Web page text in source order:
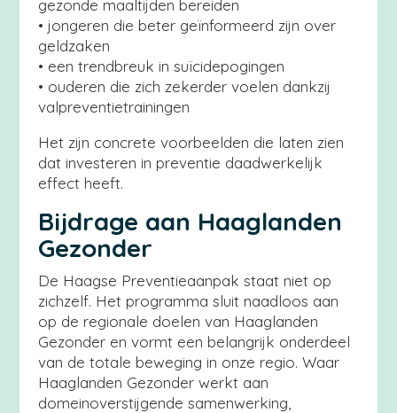
gezonde maaltijden bereiden
• jongeren die beter geïnformeerd zijn over
geldzaken
• een trendbreuk in suïcidepogingen
• ouderen die zich zekerder voelen dankzij
valpreventietrainingen
Het zijn concrete voorbeelden die laten zien
dat investeren in preventie daadwerkelijk
effect heeft.
Bijdrage aan Haaglanden
Gezonder
De Haagse Preventieaanpak staat niet op
zichzelf. Het programma sluit naadloos aan
op de regionale doelen van Haaglanden
Gezonder en vormt een belangrijk onderdeel
van de totale beweging in onze regio. Waar
Haaglanden Gezonder werkt aan
domeinoverstijgende samenwerking,